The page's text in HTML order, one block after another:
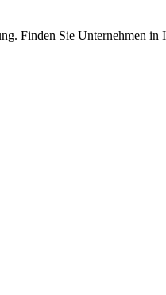
Finden Sie Unternehmen in